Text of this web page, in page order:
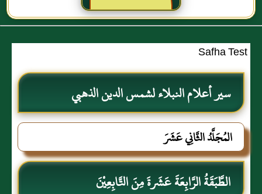
Safha Test
سير أعلام النبلاء لشمس الدين الذهبي
المُجَلَّدُ الثَّانِي عَشَرَ
الطَّبَقَةُ الرَّابِعَةَ عَشَرةَ مِنَ التَّابِعِيْنَ